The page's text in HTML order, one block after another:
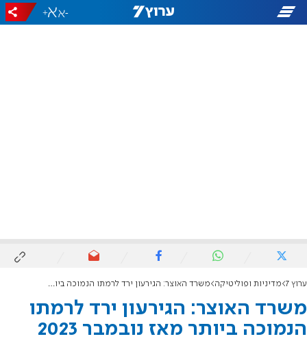
-
+
ערוץ 7 מדיניות ופוליטיקה משרד האוצר: הגירעון ירד לרמתו הנמוכה ביותר מאז נובמבר 2023
משרד האוצר: הגירעון ירד לרמתו
הנמוכה ביותר מאז נובמבר 2023